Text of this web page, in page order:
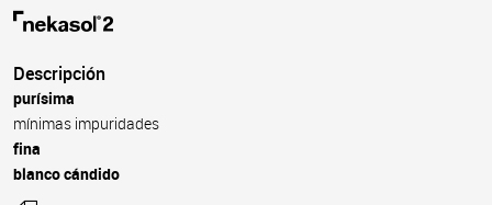
Descripción
purísima
mínimas impuridades
fina
blanco cándido